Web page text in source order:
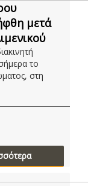
μετά
το
στη